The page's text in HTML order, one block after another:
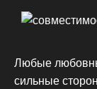
Любые
сильные